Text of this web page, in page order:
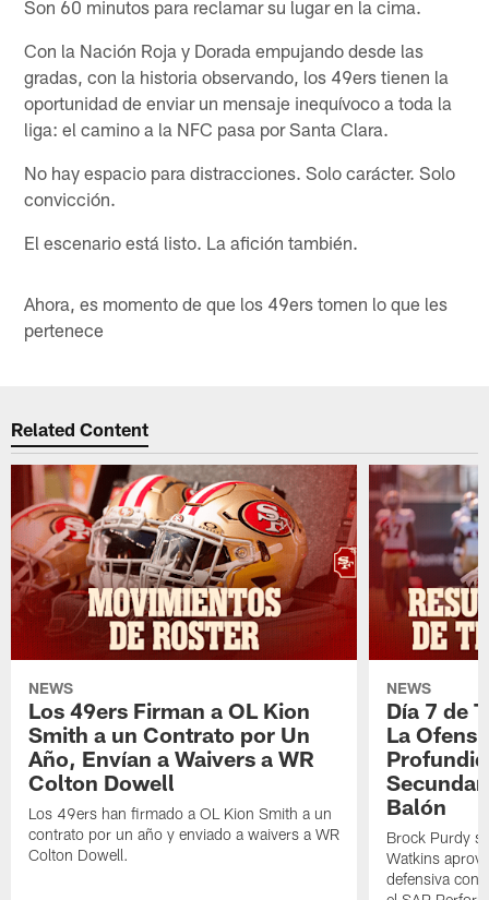
Son 60 minutos para reclamar su lugar en la cima.
Con la Nación Roja y Dorada empujando desde las
gradas, con la historia observando, los 49ers tienen la
oportunidad de enviar un mensaje inequívoco a toda la
liga: el camino a la NFC pasa por Santa Clara.
No hay espacio para distracciones. Solo carácter. Solo
convicción.
El escenario está listo. La afición también.
Ahora, es momento de que los 49ers tomen lo que les
pertenece
Related Content
NEWS
Los 49ers Firman a OL Kion
Smith a un Contrato por Un
Año, Envían a Waivers a WR
Colton Dowell
Los 49ers han firmado a OL Kion Smith a un
contrato por un año y enviado a waivers a WR
Colton Dowell.
NEWS
Día 7 de
La
Balón
Brock Purdy
Watkins
defensiva